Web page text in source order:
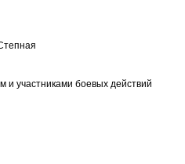
и участниками боевых действий